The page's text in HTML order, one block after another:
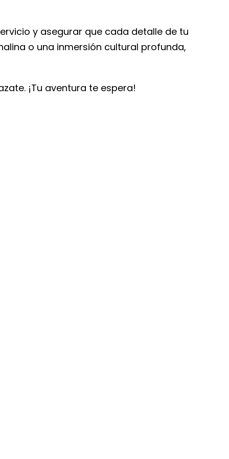
y asegurar que cada detalle de tu
o una inmersión cultural profunda,
¡Tu aventura te espera!